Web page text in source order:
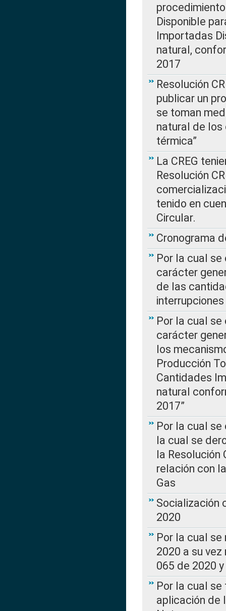
Disponible
Importadas
natural,
2017
Resolución
publicar un
se toman
natural de los
térmica”
La CREG
Resolución
tenido en
Circular.
Cronograma
Por la cual
carácter
de las
Por la cual
carácter
los
Producción
Cantidades
natural
2017”
Por la cual
la cual se
la Resolución
relación con
Gas
Socialización
2020
Por la cual se
2020 a su
065 de 2020
Por la cual
aplicación de